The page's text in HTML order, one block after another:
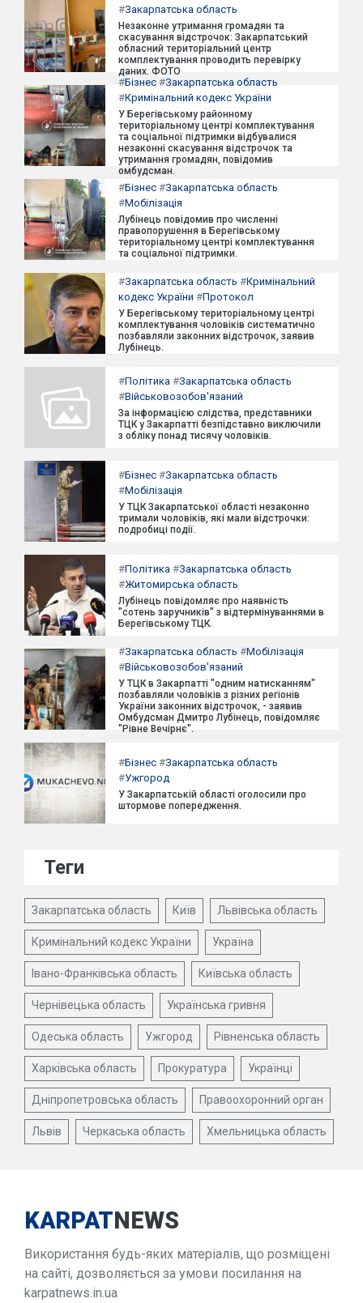
#Закарпатська область
Незаконне утримання громадян та
скасування відстрочок: Закарпатський
обласний територіальний центр
комплектування проводить перевірку
даних. ФОТО
#Бізнес #Закарпатська область
#Кримінальний кодекс України
У Берегівському районному
територіальному центрі комплектування
та соціальної підтримки відбувалися
незаконні скасування відстрочок та
утримання громадян, повідомив
омбудсман.
#Бізнес #Закарпатська область
#Мобілізація
Лубінець повідомив про численні
правопорушення в Берегівському
територіальному центрі комплектування
та соціальної підтримки.
#Закарпатська область #Кримінальний
кодекс України #Протокол
У Берегівському територіальному центрі
комплектування чоловіків систематично
позбавляли законних відстрочок, заявив
Лубінець.
#Політика #Закарпатська область
#Військовозобов'язаний
За інформацією слідства, представники
ТЦК у Закарпатті безпідставно виключили
з обліку понад тисячу чоловіків.
#Бізнес #Закарпатська область
#Мобілізація
У ТЦК Закарпатської області незаконно
тримали чоловіків, які мали відстрочки:
подробиці події.
#Політика #Закарпатська область
#Житомирська область
Лубінець повідомляє про наявність
"сотень заручників" з відтермінуваннями в
Берегівському ТЦК.
#Закарпатська область #Мобілізація
#Військовозобов'язаний
У ТЦК в Закарпатті "одним натисканням"
позбавляли чоловіків з різних регіонів
України законних відстрочок, - заявив
Омбудсман Дмитро Лубінець, повідомляє
"Рівне Вечірнє".
#Бізнес #Закарпатська область
#Ужгород
У Закарпатській області оголосили про
штормове попередження.
Теги
Закарпатська область Київ Львівська область
Кримінальний кодекс України Україна
Івано-Франківська область Київська область
Чернівецька область Українська гривня
Одеська область Ужгород Рівненська область
Харківська область Прокуратура Українці
Дніпропетровська область Правоохоронний орган
Львів Черкаська область Хмельницька область
KARPATNEWS
Використання будь-яких матеріалів, що розміщені
на сайті, дозволяється за умови посилання на
karpatnews.in.ua